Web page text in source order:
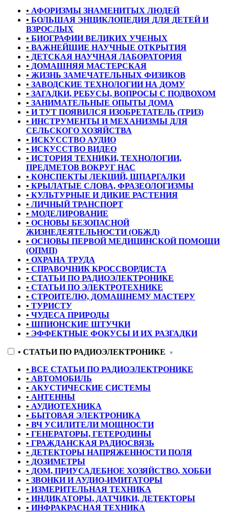
• АФОРИЗМЫ ЗНАМЕНИТЫХ ЛЮДЕЙ
• БОЛЬШАЯ ЭНЦИКЛОПЕДИЯ ДЛЯ ДЕТЕЙ И
ВЗРОСЛЫХ
• БИОГРАФИИ ВЕЛИКИХ УЧЕНЫХ
• ВАЖНЕЙШИЕ НАУЧНЫЕ ОТКРЫТИЯ
• ДЕТСКАЯ НАУЧНАЯ ЛАБОРАТОРИЯ
• ДОМАШНЯЯ МАСТЕРСКАЯ
• ЖИЗНЬ ЗАМЕЧАТЕЛЬНЫХ ФИЗИКОВ
• ЗАВОДСКИЕ ТЕХНОЛОГИИ НА ДОМУ
• ЗАГАДКИ, РЕБУСЫ, ВОПРОСЫ С ПОДВОХОМ
• ЗАНИМАТЕЛЬНЫЕ ОПЫТЫ ДОМА
• И ТУТ ПОЯВИЛСЯ ИЗОБРЕТАТЕЛЬ (ТРИЗ)
• ИНСТРУМЕНТЫ И МЕХАНИЗМЫ ДЛЯ
СЕЛЬСКОГО ХОЗЯЙСТВА
• ИСКУССТВО АУДИО
• ИСКУССТВО ВИДЕО
• ИСТОРИЯ ТЕХНИКИ, ТЕХНОЛОГИИ,
ПРЕДМЕТОВ ВОКРУГ НАС
• КОНСПЕКТЫ ЛЕКЦИЙ, ШПАРГАЛКИ
• КРЫЛАТЫЕ СЛОВА, ФРАЗЕОЛОГИЗМЫ
• КУЛЬТУРНЫЕ И ДИКИЕ РАСТЕНИЯ
• ЛИЧНЫЙ ТРАНСПОРТ
• МОДЕЛИРОВАНИЕ
• ОСНОВЫ БЕЗОПАСНОЙ
ЖИЗНЕДЕЯТЕЛЬНОСТИ (ОБЖД)
• ОСНОВЫ ПЕРВОЙ МЕДИЦИНСКОЙ ПОМОЩИ
(ОПМП)
• ОХРАНА ТРУДА
• СПРАВОЧНИК КРОССВОРДИСТА
• СТАТЬИ ПО РАДИОЭЛЕКТРОНИКЕ
• СТАТЬИ ПО ЭЛЕКТРОТЕХНИКЕ
• СТРОИТЕЛЮ, ДОМАШНЕМУ МАСТЕРУ
• ТУРИСТУ
• ЧУДЕСА ПРИРОДЫ
• ШПИОНСКИЕ ШТУЧКИ
• ЭФФЕКТНЫЕ ФОКУСЫ И ИХ РАЗГАДКИ
• СТАТЬИ ПО РАДИОЭЛЕКТРОНИКЕ ▼
• ВСЕ СТАТЬИ ПО РАДИОЭЛЕКТРОНИКЕ
• АВТОМОБИЛЬ
• АКУСТИЧЕСКИЕ СИСТЕМЫ
• АНТЕННЫ
• АУДИОТЕХНИКА
• БЫТОВАЯ ЭЛЕКТРОНИКА
• ВЧ УСИЛИТЕЛИ МОЩНОСТИ
• ГЕНЕРАТОРЫ, ГЕТЕРОДИНЫ
• ГРАЖДАНСКАЯ РАДИОСВЯЗЬ
• ДЕТЕКТОРЫ НАПРЯЖЕННОСТИ ПОЛЯ
• ДОЗИМЕТРЫ
• ДОМ, ПРИУСАДЕБНОЕ ХОЗЯЙСТВО, ХОББИ
• ЗВОНКИ И АУДИО-ИМИТАТОРЫ
• ИЗМЕРИТЕЛЬНАЯ ТЕХНИКА
• ИНДИКАТОРЫ, ДАТЧИКИ, ДЕТЕКТОРЫ
• ИНФРАКРАСНАЯ ТЕХНИКА